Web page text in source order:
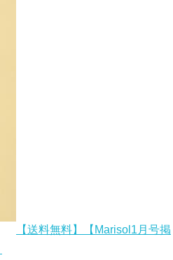
【送料無料】【Marisol1月号掲